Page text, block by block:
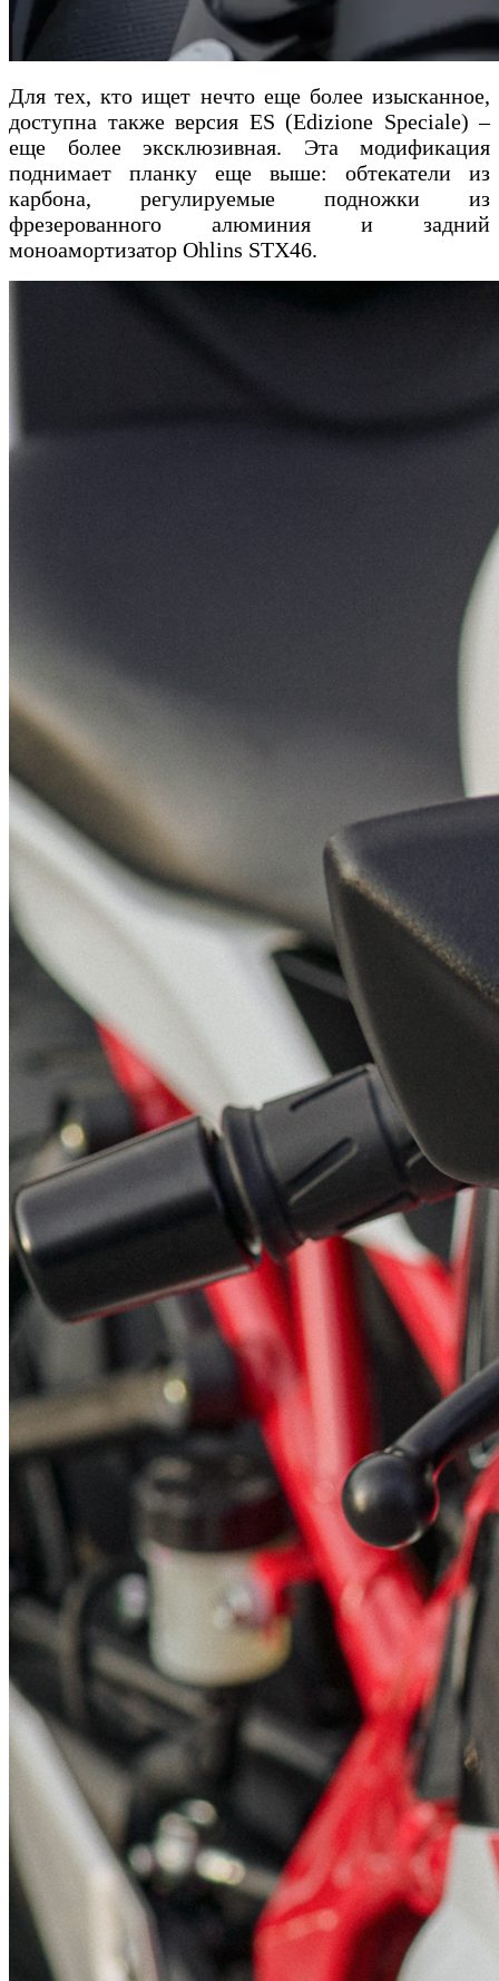
Для тех, кто ищет нечто еще более изысканное,
доступна также версия ES (Edizione Speciale) –
еще более эксклюзивная. Эта модификация
поднимает планку еще выше: обтекатели из
карбона, регулируемые подножки из
фрезерованного алюминия и задний
моноамортизатор Ohlins STX46.